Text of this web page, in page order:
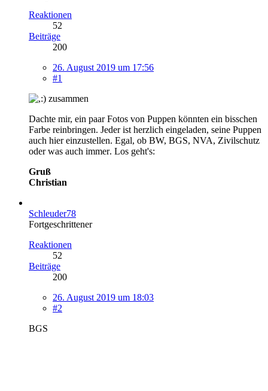
Reaktionen
52
Beiträge
200
26. August 2019 um 17:56
#1
zusammen
Dachte mir, ein paar Fotos von Puppen könnten ein bisschen
Farbe reinbringen. Jeder ist herzlich eingeladen, seine Puppen
auch hier einzustellen. Egal, ob BW, BGS, NVA, Zivilschutz
oder was auch immer. Los geht's:
Gruß
Christian
Schleuder78
Fortgeschrittener
Reaktionen
52
Beiträge
200
26. August 2019 um 18:03
#2
BGS